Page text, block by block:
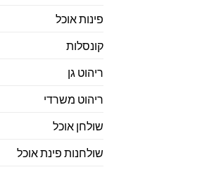
פינות אוכל
קונסלות
ריהוט גן
ריהוט משרדי
שולחן אוכל
שולחנות פינת אוכל